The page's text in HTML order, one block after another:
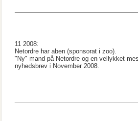
11 2008:
Netordre har aben (sponsorat i zoo).
"Ny" mand på Netordre og en vellykket
nyhedsbrev i November 2008.